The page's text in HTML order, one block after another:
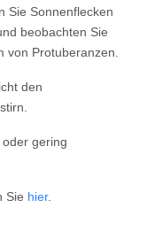
Sie Sonnenflecken
beobachten Sie
von Protuberanzen.
den
gering
Sie hier.